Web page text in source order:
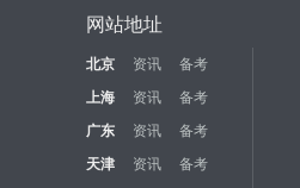
网站地址
北京 资讯 备考
上海
资讯 备考
广东
资讯 备考
天津
资讯 备考